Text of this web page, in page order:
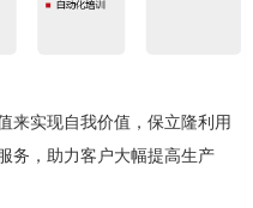
来实现自我价值，保立隆利用
务，助力客户大幅提高生产